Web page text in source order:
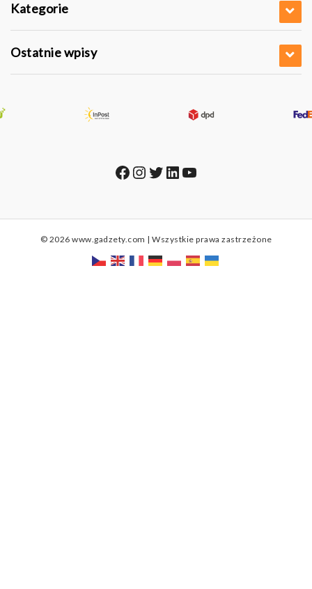
Kategorie
Ostatnie wpisy
Facebook
Instagram
Twitter
LinkedIn
YouTube
© 2026 www.gadzety.com | Wszystkie prawa zastrzeżone